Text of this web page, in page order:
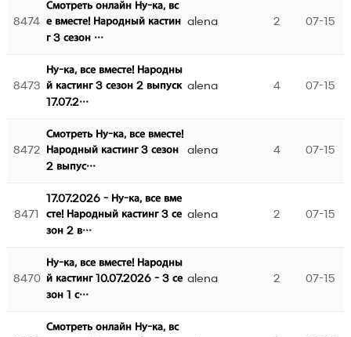
8474
Смотреть онлайн Ну-ка, вс
е вместе! Народный кастин
г 3 сезон …
alena 2 07-15
8473
Ну-ка, все вместе! Народны
й кастинг 3 сезон 2 выпуск
17.07.2…
alena 4 07-15
8472
Смотреть Ну-ка, все вместе!
Народный кастинг 3 сезон
2 выпус…
alena 4 07-15
8471
17.07.2026 - Ну-ка, все вме
сте! Народный кастинг 3 се
зон 2 в…
alena 2 07-15
8470
Ну-ка, все вместе! Народны
й кастинг 10.07.2026 - 3 се
зон 1 с…
alena 2 07-15
Смотреть онлайн Ну-ка, вс